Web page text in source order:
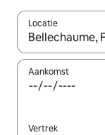
Locatie
Wanneer er
Aankomst
Vertrek